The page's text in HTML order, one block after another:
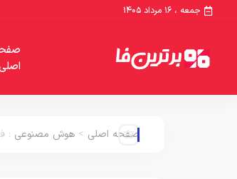
جمعه ، ۱۶ مرداد ۱۴۰۵
صفحه اصلی > هوش مصنوعی :